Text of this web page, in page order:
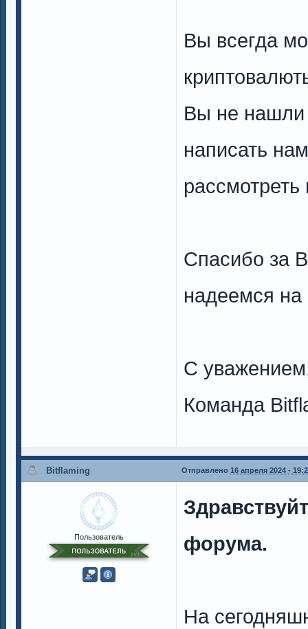
Вы всегда
Вы не нашли
написать
Спасибо за
надеемся на
С
Команда
Bitflaming Отправлено 16 апреля 2024 -
Пользователь
форума.
На